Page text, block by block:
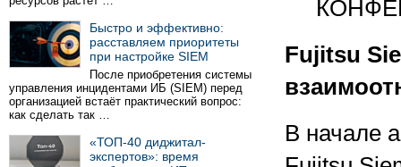
Быстро и эффективно:
расставляем приоритеты
при настройке SIEM
После приобретения системы
управления инцидентами ИБ (SIEM) перед
организацией встаёт практический вопрос:
как сделать так …
«ТОП-40 диджитал-
экспертов»: время
Fujitsu
В начале